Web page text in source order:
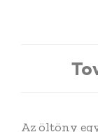
Az öltöny